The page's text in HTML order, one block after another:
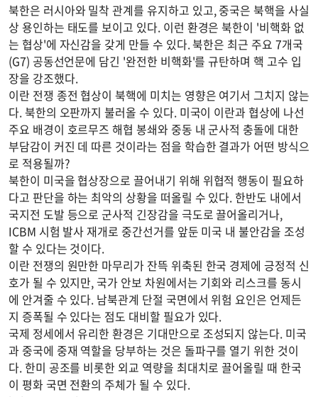
북한은 러시아와 밀착 관계를 유지하고 있고, 중국은 북핵을 사실
상 용인하는 태도를 보이고 있다. 이런 환경은 북한이 '비핵화 없
는 협상'에 자신감을 갖게 만들 수 있다. 북한은 최근 주요 7개국
(G7) 공동선언문에 담긴 '완전한 비핵화'를 규탄하며 핵 고수 입
장을 강조했다.
이란 전쟁 종전 협상이 북핵에 미치는 영향은 여기서 그치지 않는
다. 북한의 오판까지 불러올 수 있다. 미국이 이란과 협상에 나선
주요 배경이 호르무즈 해협 봉쇄와 중동 내 군사적 충돌에 대한
부담감이 커진 데 따른 것이라는 점을 학습한 결과가 어떤 방식으
로 적용될까?
북한이 미국을 협상장으로 끌어내기 위해 위협적 행동이 필요하
다고 판단을 하는 최악의 상황을 떠올릴 수 있다. 한반도 내에서
국지전 도발 등으로 군사적 긴장감을 극도로 끌어올리거나,
ICBM 시험 발사 재개로 중간선거를 앞둔 미국 내 불안감을 조성
할 수 있다는 것이다.
이란 전쟁의 원만한 마무리가 잔뜩 위축된 한국 경제에 긍정적 신
호가 될 수 있지만, 국가 안보 차원에서는 기회와 리스크를 동시
에 안겨줄 수 있다. 남북관계 단절 국면에서 위험 요인은 언제든
지 증폭될 수 있다는 점도 대비할 필요가 있다.
국제 정세에서 유리한 환경은 기대만으로 조성되지 않는다. 미국
과 중국에 중재 역할을 당부하는 것은 돌파구를 열기 위한 것이
다. 한미 공조를 비롯한 외교 역량을 최대치로 끌어올릴 때 한국
이 평화 국면 전환의 주체가 될 수 있다.